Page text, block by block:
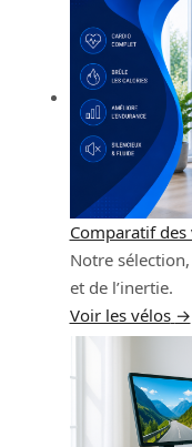
Comparatif
Notre
et de l’inertie.
Voir les vélos →